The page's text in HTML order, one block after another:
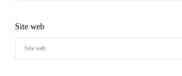
Site web